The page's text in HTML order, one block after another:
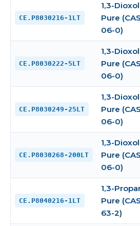
CE.P8030216-1LT
1,3-
Pure
06-0)
CE.P8030222-5LT
1,3-
Pure
06-0)
CE.P8030249-25LT
1,3-
Pure
06-0)
CE.P8030268-200LT
1,3-
Pure
06-0)
CE.P8040216-1LT
1,3-
Pure
63-2)